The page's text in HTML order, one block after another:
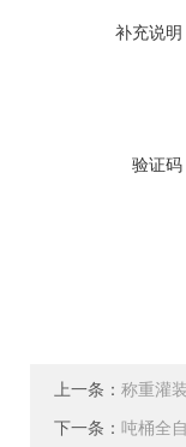
补充说明
验证码
上一条： 称重灌
下一条： 吨桶全